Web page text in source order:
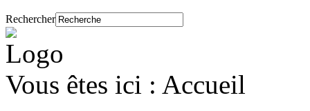
Rechercher
Vous êtes ici : Accueil